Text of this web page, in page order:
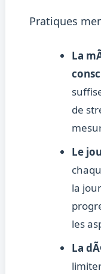
Pratiques
La
de
Le
la
les
La